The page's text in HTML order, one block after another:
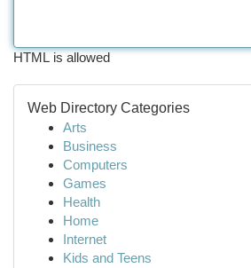
HTML is allowed
Web Directory Categories
Arts
Business
Computers
Games
Health
Home
Internet
Kids and Teens